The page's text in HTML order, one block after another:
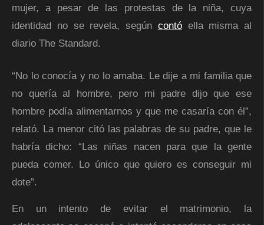
mujer, a pesar de las protestas de la niña, cuya
identidad no se revela, según contóella misma al
diario The Standard.
“No lo conocía y no lo amaba. Le dije a mi familia que
no quería al hombre, pero mi padre dijo que ese
hombre podía alimentarnos y que me casaría con él”,
relató. La menor citó las palabras de su padre, que le
habría dicho: “Las niñas nacen para que la gente
pueda comer. Lo único que quiero es conseguir mi
dote”.
En un intento de evitar el matrimonio, la